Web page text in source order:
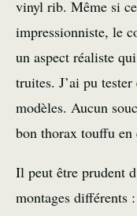
vinyl rib. Même si
impressionniste, le
un aspect réaliste
truites. J’ai pu
modèles. Aucun
bon thorax touffu en
Il peut être prudent
montages différents :